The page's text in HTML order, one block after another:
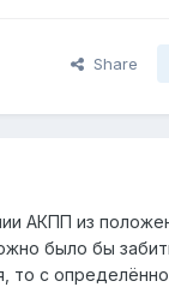
Share
АКПП из
было бы
то с